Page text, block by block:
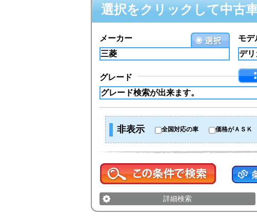
選択をクリックして中古
モデ
メーカー
グレード
非表示 全国対応の車 価格がＡＳＫ
詳細検索